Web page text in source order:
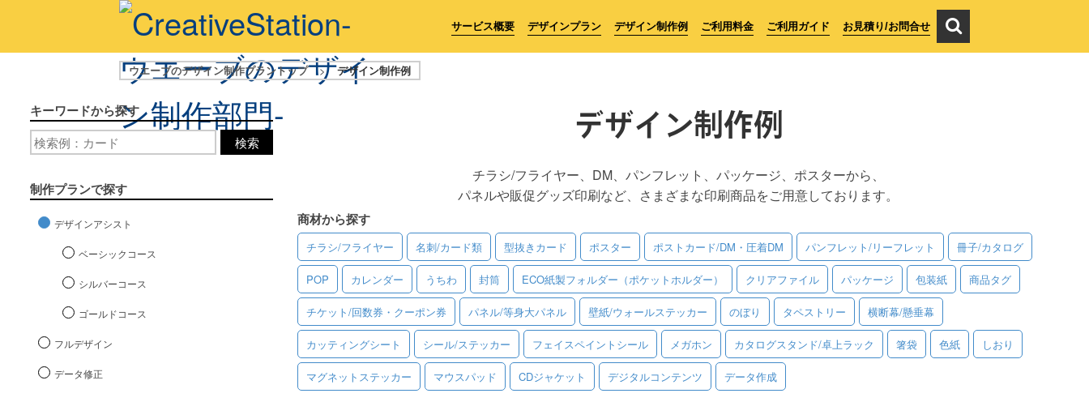
サービス概要 デザインプラン デザイン制作例 ご利用料金 ご利用ガイド お見積り/お問合せ
ウエーブのデザイン制作プラントップ > デザイン制作例
デザイン制作例
チラシ/フライヤー、DM、パンフレット、パッケージ、ポスターから、
パネルや販促グッズ印刷など、さまざまな印刷商品をご用意しております。
商材から探す
チラシ/フライヤー 名刺/カード類 型抜きカード ポスター ポストカード/DM・圧着DM パンフレット/リーフレット 冊子/カタログ
POP カレンダー うちわ 封筒 ECO紙製フォルダー（ポケットホルダー） クリアファイル パッケージ 包装紙 商品タグ
チケット/回数券・クーポン券 パネル/等身大パネル 壁紙/ウォールステッカー のぼり タペストリー 横断幕/懸垂幕
カッティングシート シール/ステッカー フェイスペイントシール メガホン カタログスタンド/卓上ラック 箸袋 色紙 しおり
マグネットステッカー マウスパッド CDジャケット デジタルコンテンツ データ作成
キーワードから探す
検索
制作プランで探す
デザインアシスト
ベーシックコース
シルバーコース
ゴールドコース
フルデザイン
データ修正